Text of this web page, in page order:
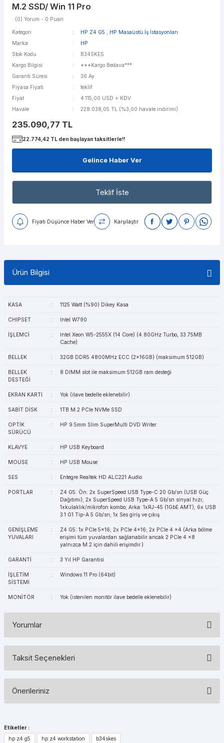
M.2 SSD/ Win 11 Pro
(0) Yorum - 0 Puan
Kategori HP Z4 G5
HP Masaüstü İş İstasyonları
Marka
HP
Stok Kodu
B34SKES
Kargo Bilgisi
***Kargo Bedava***
Garanti Süresi
36 Ay
Piyasa Fiyatı
teklif
Fiyat
4.115,00 USD + KDV
Havale
228.038,05 TL (%3,00 havale indirimi)
235.090,77 TL
22.774,42 TL den başlayan taksitlerle!!
Gelince Haber Ver
Teklif İste
Fiyatı Düşünce Haber Ver Karşılaştır
Ürün Bilgisi
KASA : 1125 Watt (%90) Dikey Kasa
CHIPSET : Intel W790
İŞLEMCİ :
Intel Xeon W5-2555X (14 Core) (4.80GHz Turbo, 33.75MB
Cache)
BELLEK : 32GB DDR5 4800MHz ECC (2x16GB) (maksimum 512GB)
BELLEK
DESTEĞİ
: 8 DIMM slot ile maksimum 512GB ram desteği
EKRAN KARTI : Yok (ilave bedelle eklenebilir)
SABİT DİSK : 1TB M.2 PCIe NVMe SSD
OPTİK
SÜRÜCÜ
: HP 9.5mm Slim SuperMulti DVD Writer
KLAVYE : HP USB Keyboard
MOUSE : HP USB Mouse
SES : Entegre Realtek HD ALC221 Audio
PORTLAR :
Z4 G5: Ön: 2x SuperSpeed USB Type-C 20 Gb/sn (USB Güç
Dağıtımı); 2x SuperSpeed USB Type-A 5 Gb/sn sinyal hızı;
1xkulaklık/mikrofon kombo; Arka: 1xRJ-45 (1GbE AMT); 6x USB
3.1 G1 Tip-A 5 Gb/sn; 1x Ses giriş ve çıkış
GENİŞLEME
YUVALARI
:
Z4 G5: 1x PCIe 5x16; 2x PCIe 4x16; 2x PCIe 4 x4 (Arka bölme
erişimi tüm yuvalardan sağlanabilir ancak 2 PCIe 4 x8
yalnızca M.2 için dahili erişimdir.)
GARANTİ : 3 Yıl HP Garantisi
İŞLETİM
SİSTEMİ
: Windows 11 Pro (64bit)
MONİTÖR : Yok (istenilen monitör ilave bedelle eklenebilir)
Yorumlar
Taksit Seçenekleri
Önerileriniz
tarafımıza iletebilirsiniz.
Etiketler :
hp z4 g5
hp z4 workstation b34skes